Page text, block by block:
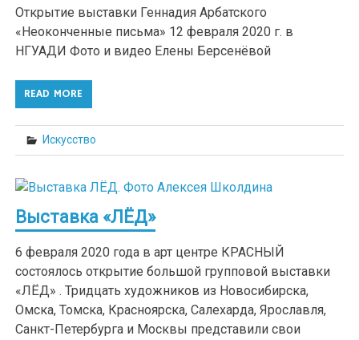
Открытие выставки Геннадия Арбатского
«Неоконченные письма» 12 февраля 2020 г. в
НГУАДИ Фото и видео Елены Берсенёвой
READ MORE
Искусство
Выставка «ЛЁД»
6 февраля 2020 года в арт центре КРАСНЫЙ
состоялось открытие большой групповой выставки
«ЛЁД» . Тридцать художников из Новосибирска,
Омска, Томска, Красноярска, Салехарда, Ярославля,
Санкт-Петербурга и Москвы представили свои